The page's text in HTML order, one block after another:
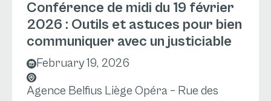
Conférence de midi du 19 février
2026 : Outils et astuces pour bien
communiquer avec un justiciable
February 19, 2026
Agence Belfius Liège Opéra – Rue des